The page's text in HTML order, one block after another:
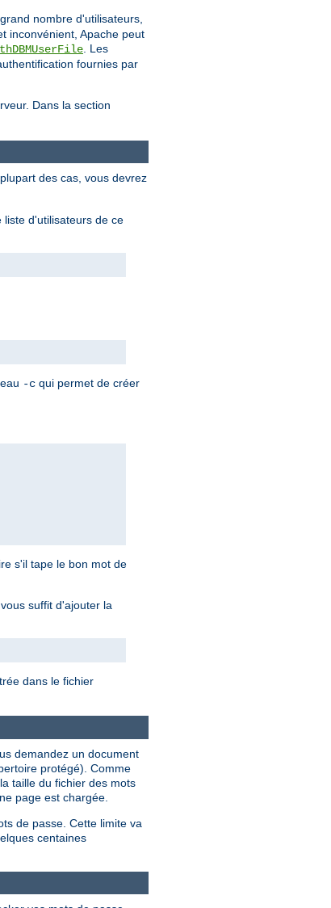
nombre d'utilisateurs,
inconvénient, Apache peut
. Les
fournies par
Dans la section
des cas, vous devrez
d'utilisateurs de ce
-c qui permet de créer
s'il tape le bon mot de
suffit d'ajouter la
dans le fichier
demandez un document
protégé). Comme
taille du fichier des mots
page est chargée.
de passe. Cette limite va
centaines